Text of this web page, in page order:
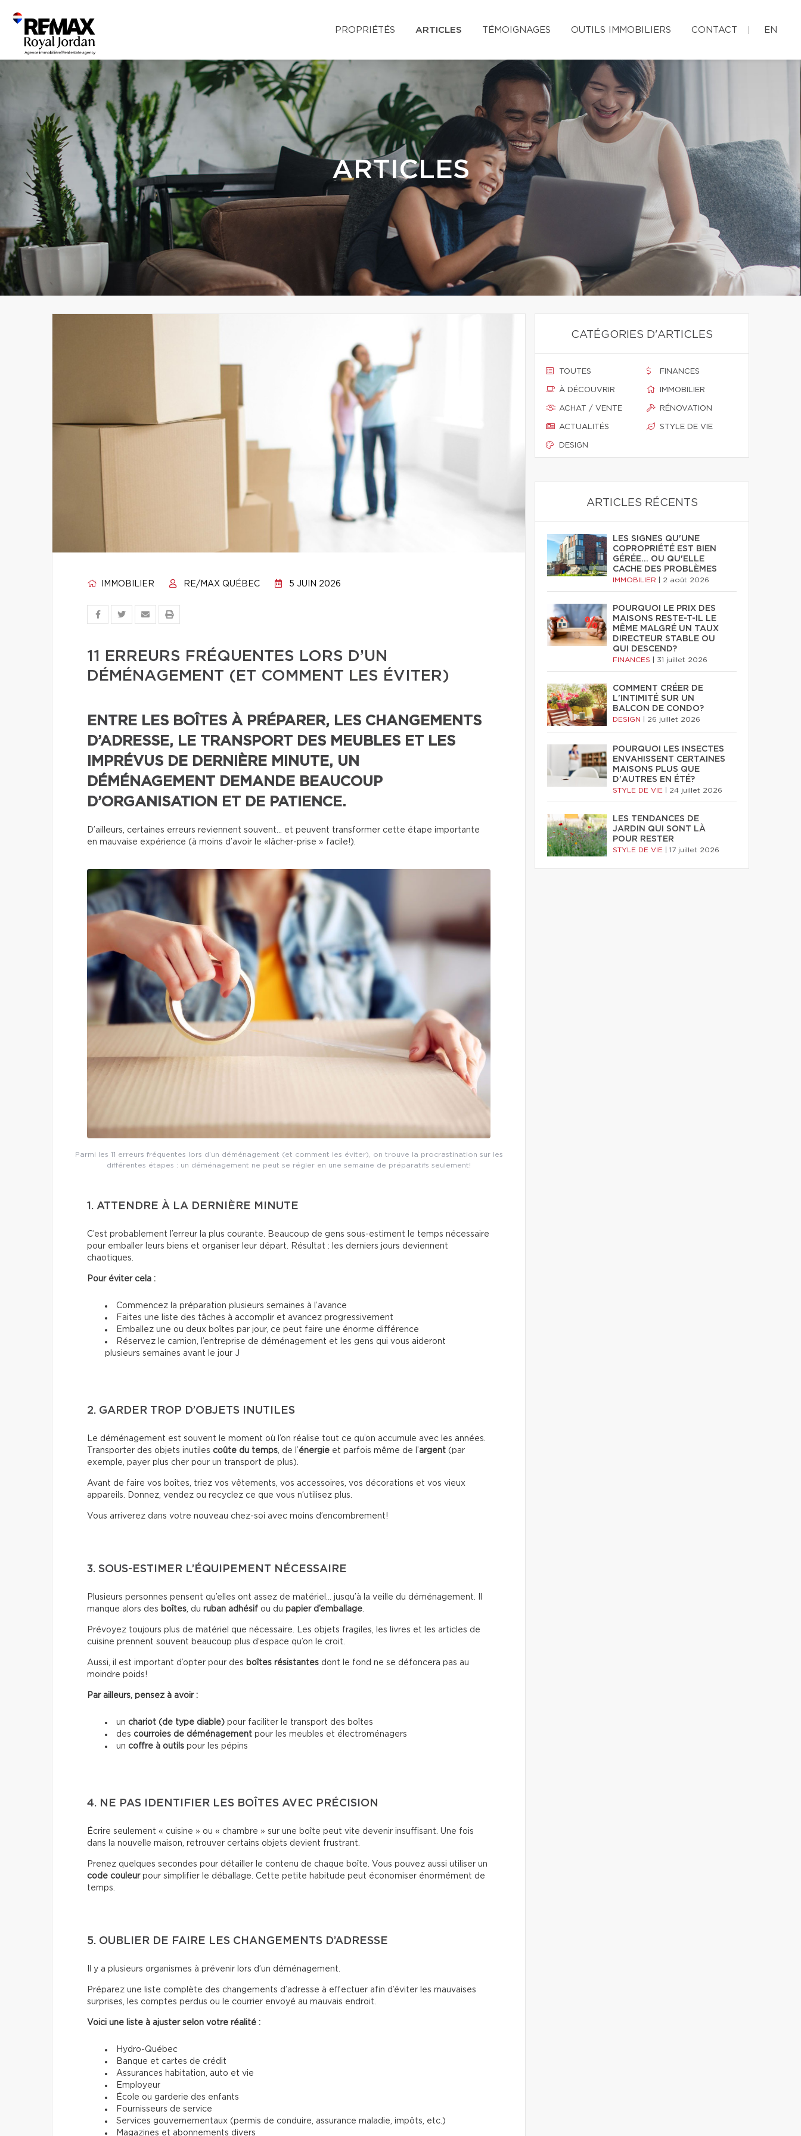
PROPRIÉTÉS ARTICLES TÉMOIGNAGES OUTILS IMMOBILIERS CONTACT EN
ARTICLES
IMMOBILIER RE/MAX QUÉBEC 5 JUIN 2026
11 ERREURS FRÉQUENTES LORS D’UN
DÉMÉNAGEMENT (ET COMMENT LES ÉVITER)
ENTRE LES BOÎTES À PRÉPARER, LES CHANGEMENTS
D’ADRESSE, LE TRANSPORT DES MEUBLES ET LES
IMPRÉVUS DE DERNIÈRE MINUTE, UN
DÉMÉNAGEMENT DEMANDE BEAUCOUP
D’ORGANISATION ET DE PATIENCE.
D’ailleurs, certaines erreurs reviennent souvent… et peuvent transformer cette étape importante
en mauvaise expérience (à moins d’avoir le «lâcher-prise » facile!).
Parmi les 11 erreurs fréquentes lors d’un déménagement (et comment les éviter), on trouve la procrastination sur les
différentes étapes : un déménagement ne peut se régler en une semaine de préparatifs seulement!
1. ATTENDRE À LA DERNIÈRE MINUTE
C’est probablement l’erreur la plus courante. Beaucoup de gens sous-estiment le temps nécessaire
pour emballer leurs biens et organiser leur départ. Résultat : les derniers jours deviennent
chaotiques.
Pour éviter cela :
Commencez la préparation plusieurs semaines à l’avance
Faites une liste des tâches à accomplir et avancez progressivement
Emballez une ou deux boîtes par jour, ce peut faire une énorme différence
Réservez le camion, l’entreprise de déménagement et les gens qui vous aideront
plusieurs semaines avant le jour J
2. GARDER TROP D’OBJETS INUTILES
Le déménagement est souvent le moment où l’on réalise tout ce qu’on accumule avec les années.
Transporter des objets inutiles coûte du temps , de l’énergie et parfois même de l’argent (par
exemple, payer plus cher pour un transport de plus).
Avant de faire vos boîtes, triez vos vêtements, vos accessoires, vos décorations et vos vieux
appareils. Donnez, vendez ou recyclez ce que vous n’utilisez plus.
Vous arriverez dans votre nouveau chez-soi avec moins d’encombrement!
3. SOUS-ESTIMER L’ÉQUIPEMENT NÉCESSAIRE
Plusieurs personnes pensent qu’elles ont assez de matériel… jusqu’à la veille du déménagement. Il
manque alors des boîtes , du ruban adhésif ou du papier d’emballage
Prévoyez toujours plus de matériel que nécessaire. Les objets fragiles, les livres et les articles de
cuisine prennent souvent beaucoup plus d’espace qu’on le croit.
Aussi, il est important d’opter pour des boîtes résistantes dont le fond ne se défoncera pas au
moindre poids!
Par ailleurs, pensez à avoir :
un chariot (de type diable) pour faciliter le transport des boîtes
des courroies de déménagement pour les meubles et électroménagers
un coffre à outils pour les pépins
4. NE PAS IDENTIFIER LES BOÎTES AVEC PRÉCISION
Écrire seulement « cuisine » ou « chambre » sur une boîte peut vite devenir insuffisant. Une fois
dans la nouvelle maison, retrouver certains objets devient frustrant.
Prenez quelques secondes pour détailler le contenu de chaque boîte. Vous pouvez aussi utiliser un
code couleurpour simplifier le déballage. Cette petite habitude peut économiser énormément de
temps.
5. OUBLIER DE FAIRE LES CHANGEMENTS D’ADRESSE
Il y a plusieurs organismes à prévenir lors d’un déménagement.
Préparez une liste complète des changements d’adresse à effectuer afin d’éviter les mauvaises
surprises, les comptes perdus ou le courrier envoyé au mauvais endroit.
Voici une liste à ajuster selon votre réalité :
Hydro-Québec
Banque et cartes de crédit
Assurances habitation, auto et vie
Employeur
École ou garderie des enfants
Fournisseurs de service
Services gouvernementaux (permis de conduire, assurance maladie, impôts, etc.)
Magazines et abonnements divers
CATÉGORIES D'ARTICLES
TOUTES
À DÉCOUVRIR
ACHAT / VENTE
ACTUALITÉS
DESIGN
FINANCES
IMMOBILIER
RÉNOVATION
STYLE DE VIE
ARTICLES RÉCENTS
LES SIGNES QU'UNE
COPROPRIÉTÉ EST BIEN
GÉRÉE… OU QU'ELLE
CACHE DES PROBLÈMES
IMMOBILIER 2 août 2026
POURQUOI LE PRIX DES
MAISONS RESTE-T-IL LE
MÊME MALGRÉ UN TAUX
DIRECTEUR STABLE OU
QUI DESCEND?
FINANCES 31 juillet 2026
COMMENT CRÉER DE
L'INTIMITÉ SUR UN
BALCON DE CONDO?
DESIGN 26 juillet 2026
POURQUOI LES INSECTES
ENVAHISSENT CERTAINES
MAISONS PLUS QUE
D'AUTRES EN ÉTÉ?
STYLE DE VIE 24 juillet 2026
LES TENDANCES DE
JARDIN QUI SONT LÀ
POUR RESTER
STYLE DE VIE 17 juillet 2026